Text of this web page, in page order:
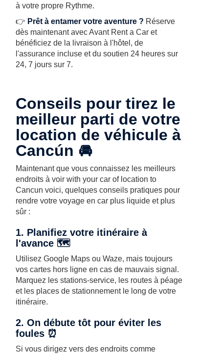
à votre propre Rythme.
👉 Prêt à entamer votre aventure ? Réserve
dès maintenant avec Avant Rent a Car et
bénéficiez de la livraison à l'hôtel, de
l'assurance incluse et du soutien 24 heures sur
24, 7 jours sur 7.
Conseils pour tirez le
meilleur parti de votre
location de véhicule à
Cancún 🚘
Maintenant que vous connaissez les meilleurs
endroits à voir with your car of location to
Cancun voici, quelques conseils pratiques pour
rendre votre voyage en car plus liquide et plus
sûr :
1. Planifiez votre itinéraire à
l'avance 🗺️
Utilisez Google Maps ou Waze, mais toujours
vos cartes hors ligne en cas de mauvais signal.
Marquez les stations-service, les routes à péage
et les places de stationnement le long de votre
itinéraire.
2. On débute tôt pour éviter les
foules ⏰
Si vous dirigez vers des endroits comme